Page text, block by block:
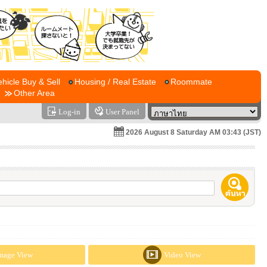
Buy & Sell Housing / Real Estate
Roommate
Other Area
Log-in User Panel
2026 August 8 Saturday AM 03:43 (JST)
View Video View